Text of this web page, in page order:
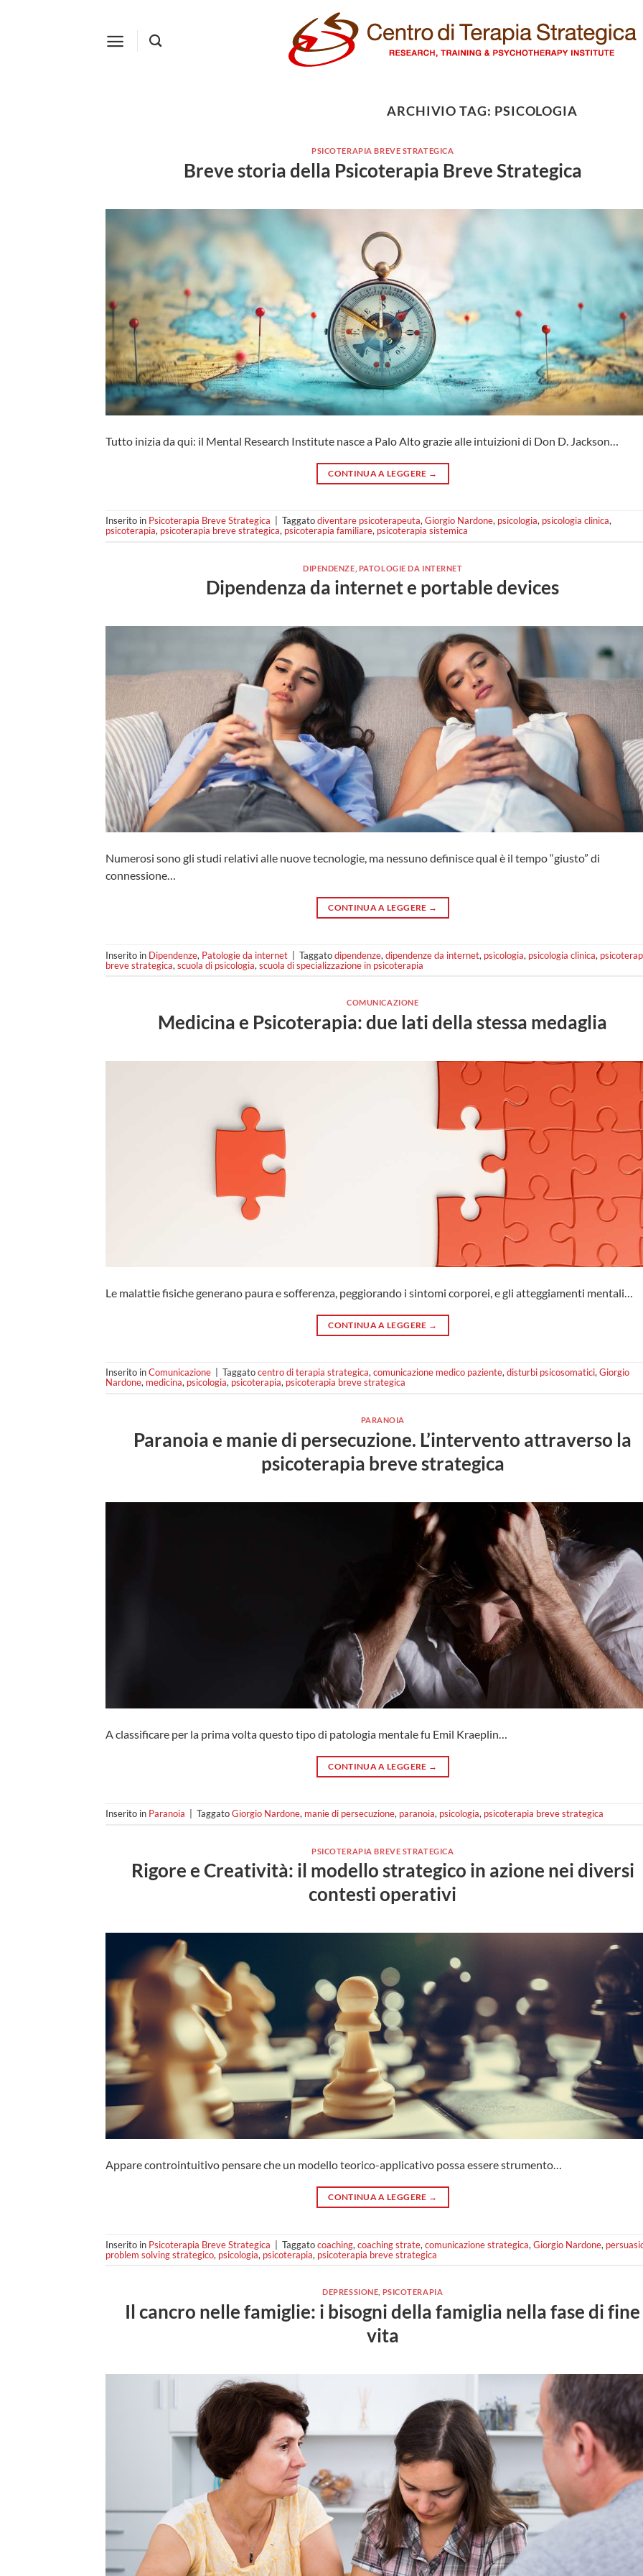
ARCHIVIO TAG: PSICOLOGIA
PSICOTERAPIA BREVE STRATEGICA
Breve storia della Psicoterapia Breve Strategica
Tutto inizia da qui: il Mental Research Institute nasce a Palo Alto grazie alle intuizioni di Don D. Jackson…
CONTINUA A LEGGERE →
Inserito in Psicoterapia Breve Strategica Taggatodiventare psicoterapeuta, Giorgio Nardone, psicologia, psicologia clinica,
psicoterapia, psicoterapia breve strategica, psicoterapia familiare, psicoterapia sistemica
DIPENDENZE PATOLOGIE DA INTERNET
Dipendenza da internet e portable devices
Numerosi sono gli studi relativi alle nuove tecnologie, ma nessuno definisce qual è il tempo “giusto” di
connessione…
CONTINUA A LEGGERE →
Inserito in Dipendenze, Patologie da internet Taggatodipendenze, dipendenze da internet, psicologia, psicologia clinica,
breve strategica, scuola di psicologia, scuola di specializzazione in psicoterapia
COMUNICAZIONE
Medicina e Psicoterapia: due lati della stessa medaglia
Le malattie fisiche generano paura e sofferenza, peggiorando i sintomi corporei, e gli atteggiamenti mentali…
CONTINUA A LEGGERE →
Inserito inComunicazione Taggatocentro di terapia strategica,comunicazione medico paziente,disturbi psicosomatici,Giorgio
Nardone, medicina, psicologia, psicoterapia, psicoterapia breve strategica
PARANOIA
Paranoia e manie di persecuzione. L’intervento attraverso la
psicoterapia breve strategica
A classificare per la prima volta questo tipo di patologia mentale fu Emil Kraeplin…
CONTINUA A LEGGERE →
Inserito in Paranoia TaggatoGiorgio Nardone, manie di persecuzione, paranoia, psicologia, psicoterapia breve strategica
PSICOTERAPIA BREVE STRATEGICA
Rigore e Creatività: il modello strategico in azione nei diversi
contesti operativi
Appare controintuitivo pensare che un modello teorico-applicativo possa essere strumento…
CONTINUA A LEGGERE →
Inserito in Psicoterapia Breve Strategica Taggatocoaching, coaching strate, comunicazione strategica, Giorgio Nardone,
problem solving strategico, psicologia, psicoterapia, psicoterapia breve strategica
DEPRESSIONE PSICOTERAPIA
Il cancro nelle famiglie: i bisogni della famiglia nella fase di fine
vita